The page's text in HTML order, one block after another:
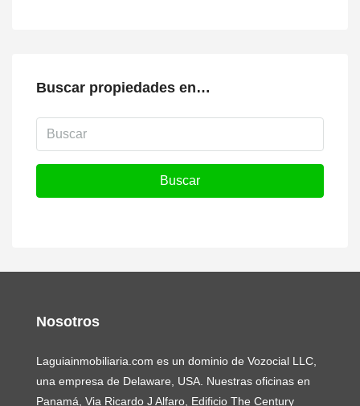
Buscar propiedades en…
Buscar
Nosotros
Laguiainmobiliaria.com es un dominio de Vozocial LLC,
una empresa de Delaware, USA. Nuestras oficinas en
Panamá, Via Ricardo J Alfaro, Edificio The Century